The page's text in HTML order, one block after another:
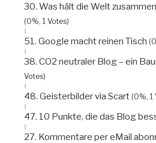
30. Was hält die Welt
(0%, 1 Votes)
51. Google macht reinen Tisch
38. CO2 neutraler Blog – ein
Votes)
48. Geisterbilder via Scart (0%, 1
47. 10 Punkte, die das Blog
27. Kommentare per eMail